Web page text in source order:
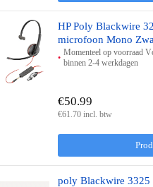
HP Poly Blackwire
microfoon Mono
Momenteel op voorraad
binnen 2-4 werkdagen
€50.99
€61.70 incl. btw
poly Blackwire 3325